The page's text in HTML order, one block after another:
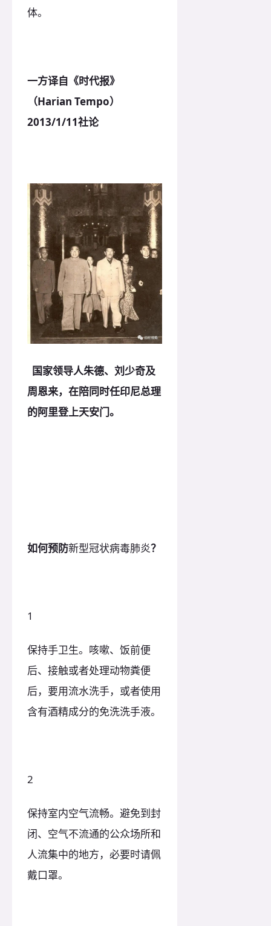
体。
一方译自《时代报》
（Harian Tempo）
2013/1/11社论
国家领导人朱德、刘少奇及
周恩来，在陪同时任印尼总理
的阿里登上天安门。
如何预防新型冠状病毒肺炎？
1
保持手卫生。咳嗽、饭前便
后、接触或者处理动物粪便
后，要用流水洗手，或者使用
含有酒精成分的免洗洗手液。
2
保持室内空气流畅。避免到封
闭、空气不流通的公众场所和
人流集中的地方，必要时请佩
戴口罩。